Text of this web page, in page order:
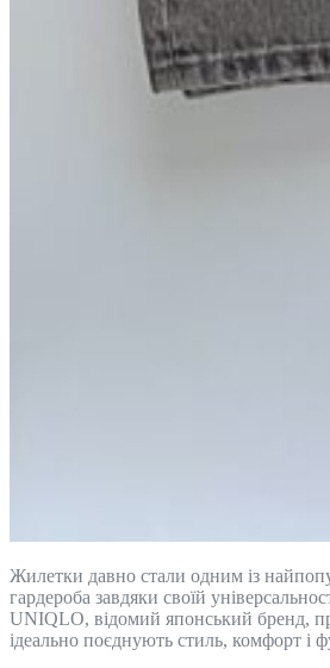
Жилетки давно стали одним із
гардероба завдяки своїй
UNIQLO, відомий японський бренд,
ідеально поєднують стиль, комфорт і